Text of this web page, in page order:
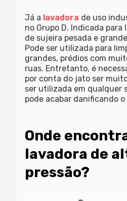
Já a lavadora de uso
no Grupo D. Indicada
de sujeira pesada e
Pode ser utilizada para
grandes, prédios com
ruas. Entretanto, é
por conta do jato ser
ser utilizada em qualquer
pode acabar danificando
Onde
lavadora de
pressão?